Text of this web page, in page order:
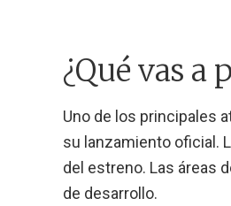
¿Qué vas a
Uno de los principales
su lanzamiento oficial.
del estreno. Las áreas
de desarrollo.